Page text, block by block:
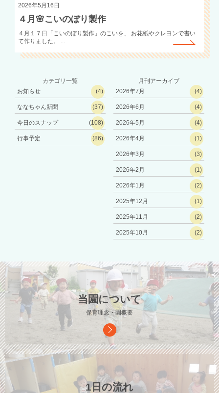
2026年5月16日
４月🌸こいのぼり製作
４月１７日「こいのぼり製作」のこいを、 お花紙やクレヨンで書い
て作りました。 ...
カテゴリ一覧
お知らせ
(4)
ななちゃん新聞 (37)
今日のスナップ (108)
行事予定 (86)
月刊アーカイブ
2026年7月
(4)
2026年6月 (4)
2026年5月 (4)
2026年4月 (1)
2026年3月 (3)
2026年2月 (1)
2026年1月 (2)
2025年12月 (1)
2025年11月 (2)
2025年10月 (2)
当園について
保育理念・園概要
1日の流れ